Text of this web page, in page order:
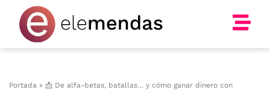
contenido
Portada » 📩 De alfa-betas, batallas… y cómo ganar dinero con